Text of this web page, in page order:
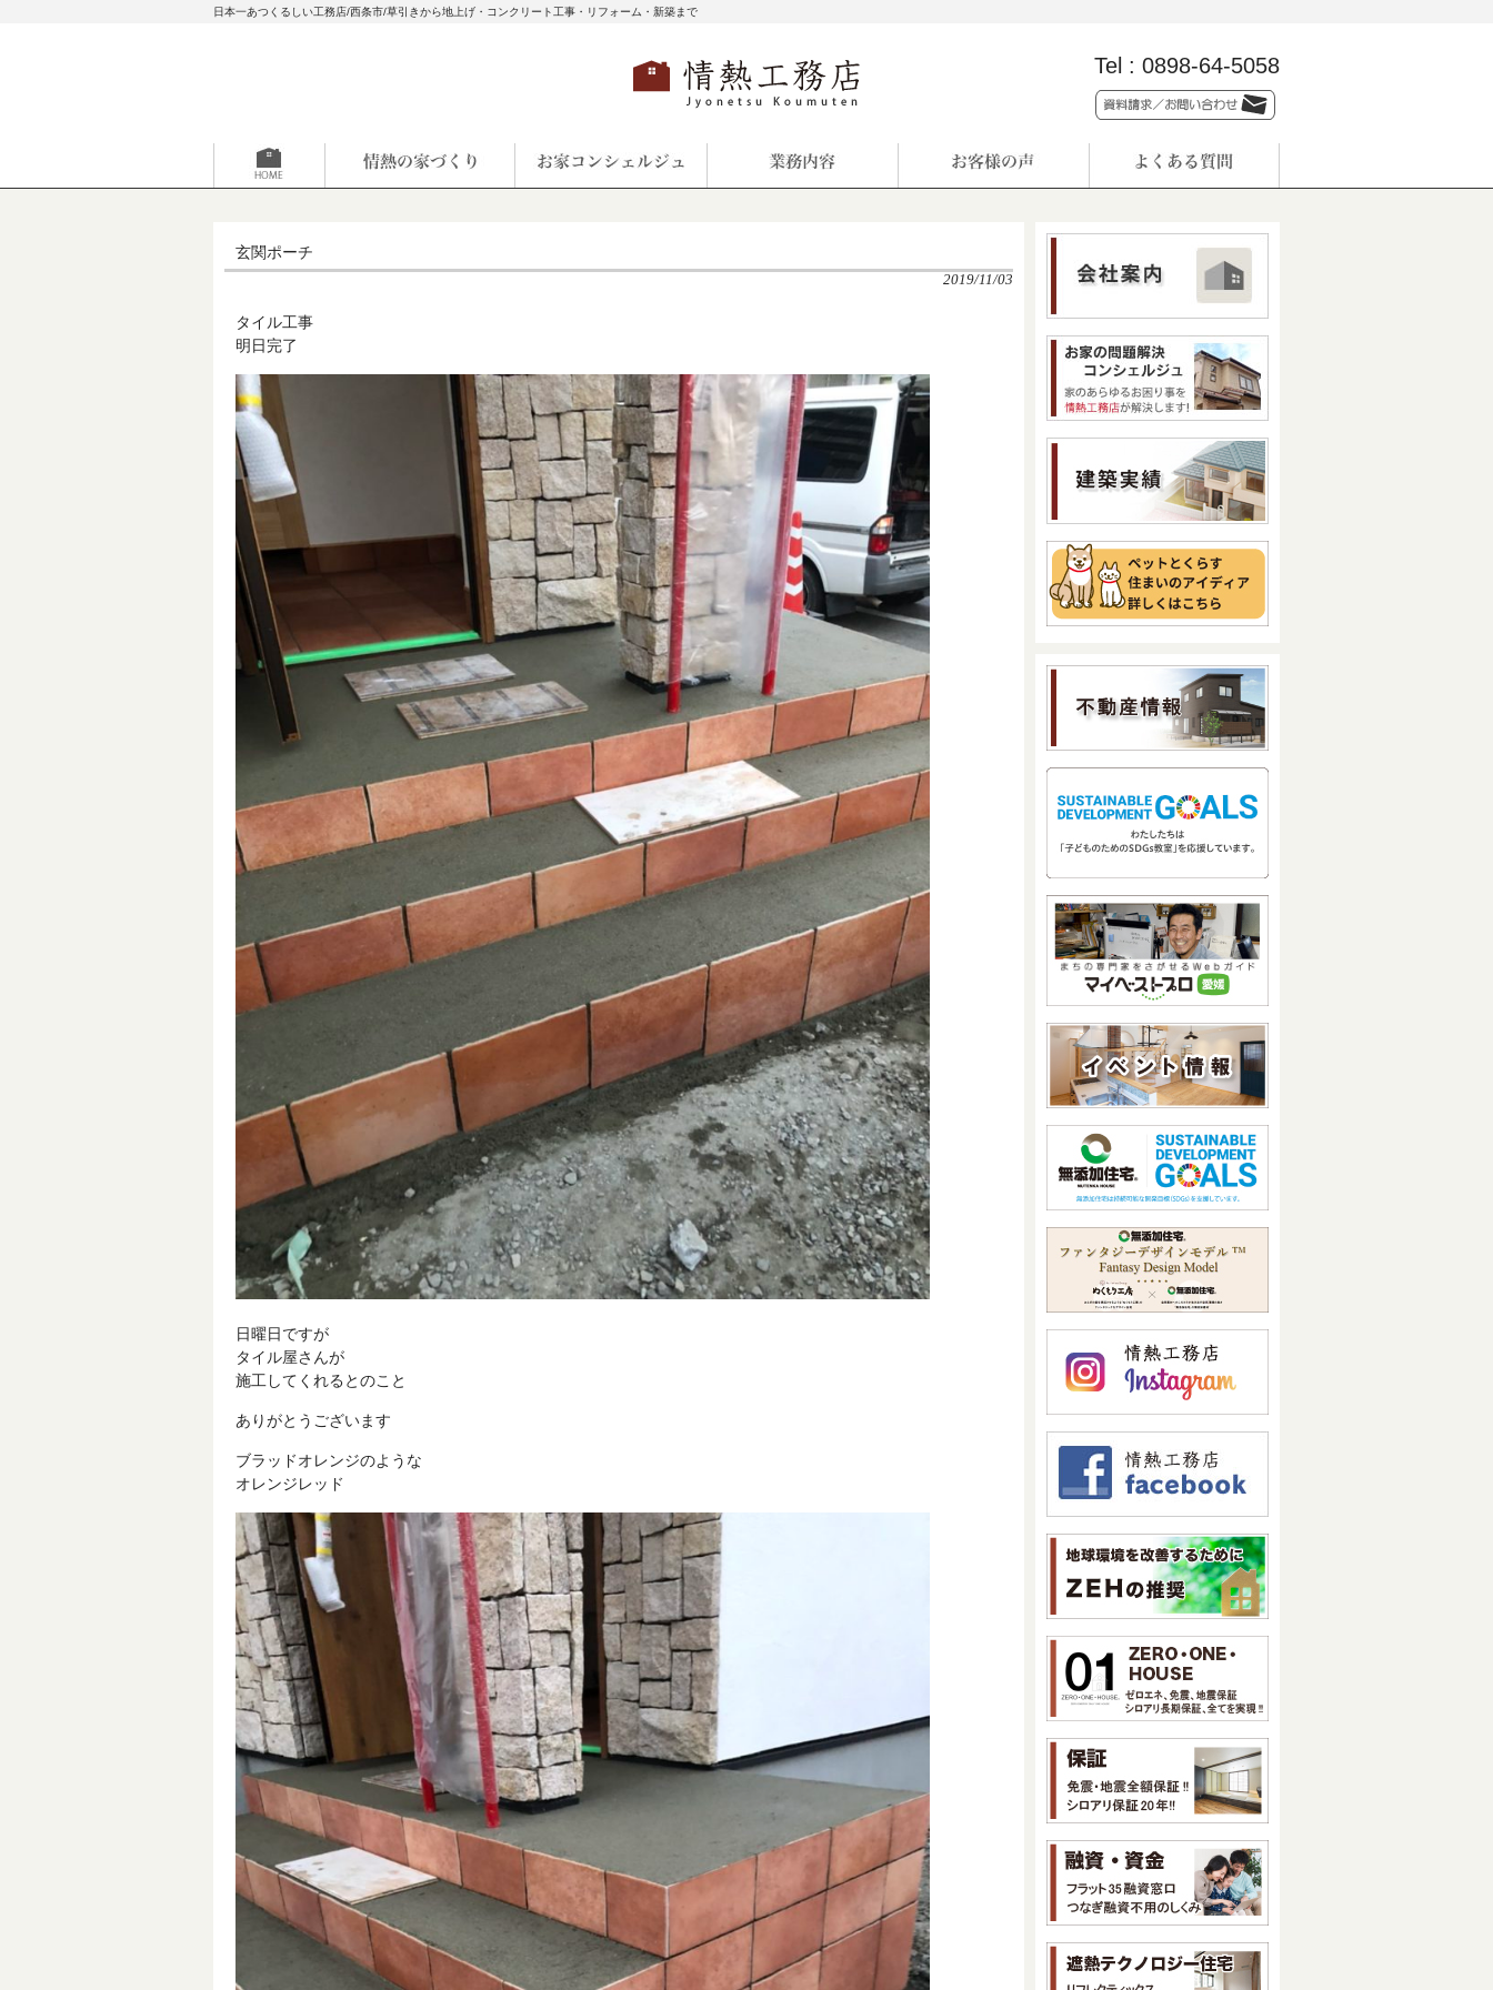
日本一あつくるしい工務店/西条市/草引きから地上げ・コンクリート工事・リフォーム・新築まで
Tel : 0898-64-5058
玄関ポーチ
2019/11/03
タイル工事
明日完了
日曜日ですが
タイル屋さんが
施工してくれるとのこと
ありがとうございます
ブラッドオレンジのような
オレンジレッド